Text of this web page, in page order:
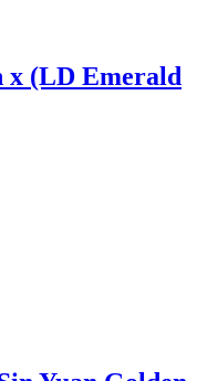
x (LD Emerald